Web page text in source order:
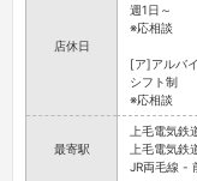
店休日
週1日～
※応相談
[ア]アルバ
シフト制
※応相談
最寄駅
上毛電気
上毛電気
JR両毛線 -